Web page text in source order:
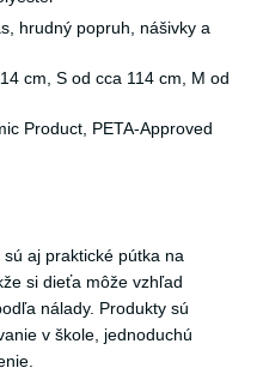
hrudný popruh, nášivky a
cm, S od cca 114 cm, M od
Product, PETA-Approved
aj praktické pútka na
si dieťa môže vzhľad
nálady. Produkty sú
v škole, jednoduchú